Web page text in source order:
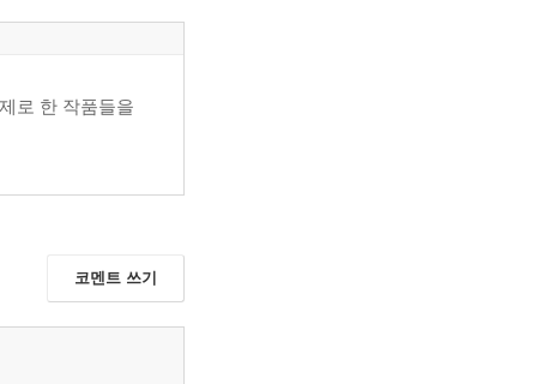
로 한 작품들을
코멘트 쓰기